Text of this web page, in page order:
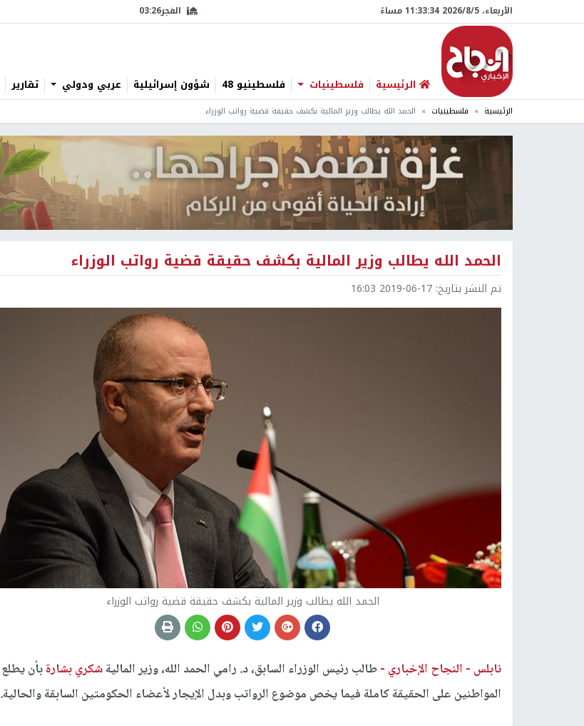
الأربعاء، 5/‏8/‏2026 11:33:35 مساءً الفجر03:26
الرئيسية فلسطينيات فلسطينيو 48 شؤون إسرائيلية عربي ودولي تقارير
الرئيسية فلسطينيات الحمد الله يطالب وزير المالية بكشف حقيقة قضية رواتب الوزراء
الحمد الله يطالب وزير المالية بكشف حقيقة قضية رواتب الوزراء
تم النشر بتاريخ: 2019-06-17 16:03
الحمد الله يطالب وزير المالية بكشف حقيقة قضية رواتب الوزراء
نابلس - النجاح الإخباري -طالب رئيس الوزراء السابق، د. رامي الحمد الله، وزير الماليةشكري بشارةبأن يطلع
المواطنين على الحقيقة كاملة فيما يخص موضوع الرواتب وبدل الإيجار لأعضاء الحكومتين السابقة والحالية.